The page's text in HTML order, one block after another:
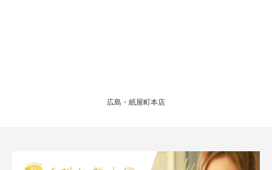
広島・紙屋町本店